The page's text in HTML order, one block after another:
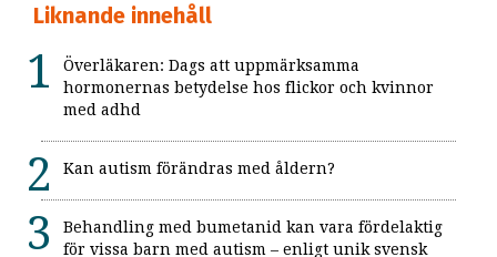
Liknande innehåll
Överläkaren: Dags att uppmärksamma
hormonernas betydelse hos flickor och kvinnor
med adhd
Kan autism förändras med åldern?
Behandling med bumetanid kan vara fördelaktig
för vissa barn med autism – enligt unik svensk